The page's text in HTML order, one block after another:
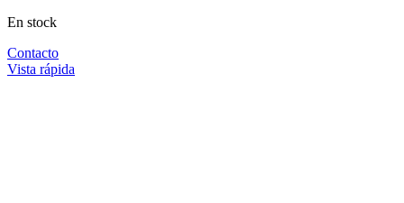
En stock
Contacto
Vista rápida